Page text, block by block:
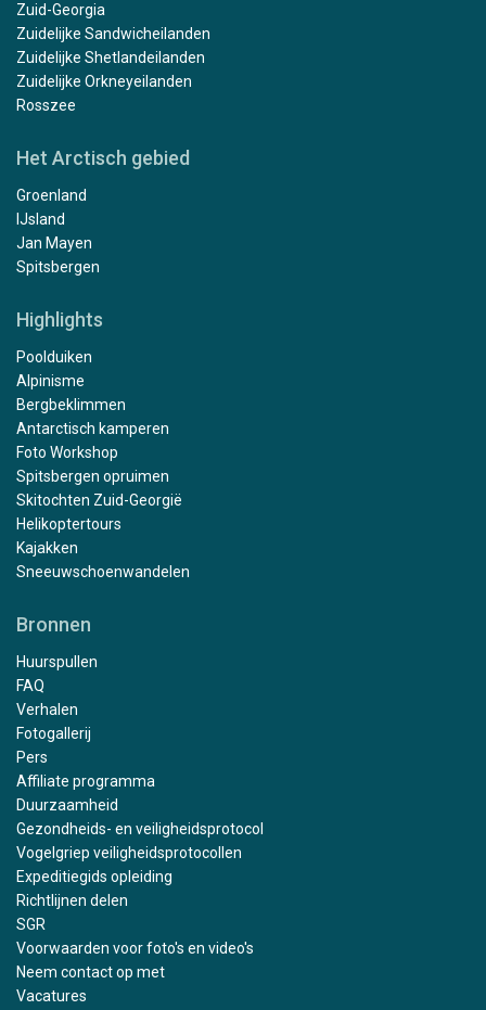
Zuid-Georgia
Zuidelijke Sandwicheilanden
Zuidelijke Shetlandeilanden
Zuidelijke Orkneyeilanden
Rosszee
Het Arctisch gebied
Groenland
IJsland
Jan Mayen
Spitsbergen
Highlights
Poolduiken
Alpinisme
Bergbeklimmen
Antarctisch kamperen
Foto Workshop
Spitsbergen opruimen
Skitochten Zuid-Georgië
Helikoptertours
Kajakken
Sneeuwschoenwandelen
Bronnen
Huurspullen
FAQ
Verhalen
Fotogallerij
Pers
Affiliate programma
Duurzaamheid
Gezondheids- en veiligheidsprotocol
Vogelgriep veiligheidsprotocollen
Expeditiegids opleiding
Richtlijnen delen
SGR
Voorwaarden voor foto's en video's
Neem contact op met
Vacatures